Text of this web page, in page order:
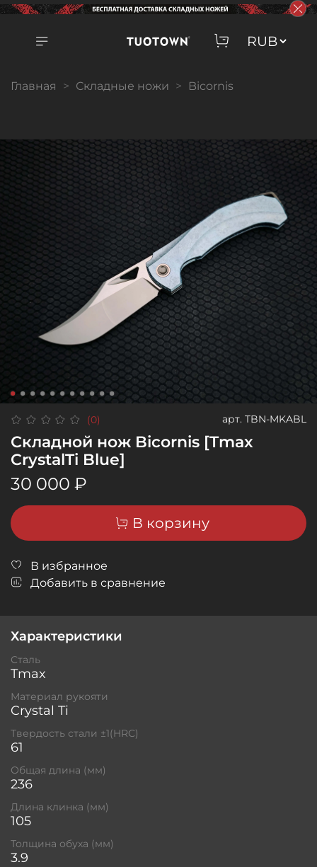
Главная Складные ножи Bicornis
(0) арт. TBN-MKABL
Складной нож Bicornis [Tmax
CrystalTi Blue]
30 000 ₽
В корзину
В избранное
Добавить в сравнение
Характеристики
Сталь
Tmax
Материал рукояти
Crystal Ti
Твердость стали ±1(HRC)
61
Общая длина (мм)
236
Длина клинка (мм)
105
Толщина обуха (мм)
3.9